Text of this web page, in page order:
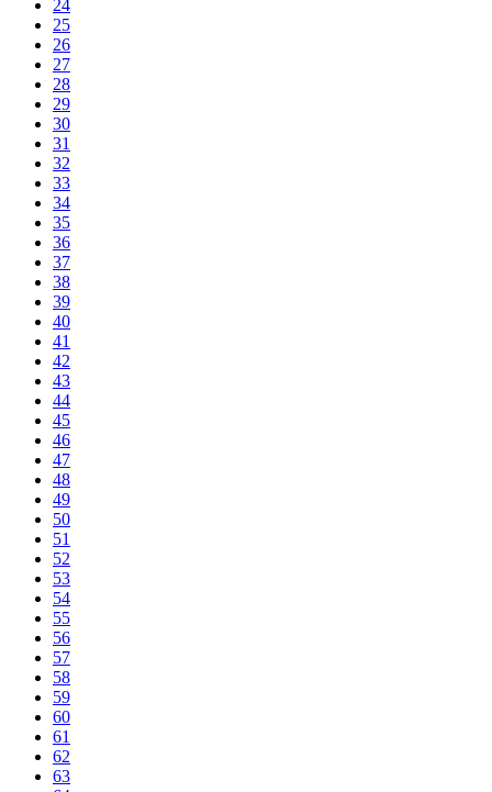
24
25
26
27
28
29
30
31
32
33
34
35
36
37
38
39
40
41
42
43
44
45
46
47
48
49
50
51
52
53
54
55
56
57
58
59
60
61
62
63